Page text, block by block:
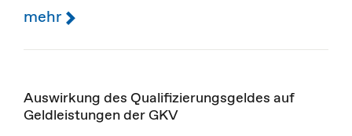
mehr
Auswirkung des Qualifizierungsgeldes auf
Geldleistungen der GKV